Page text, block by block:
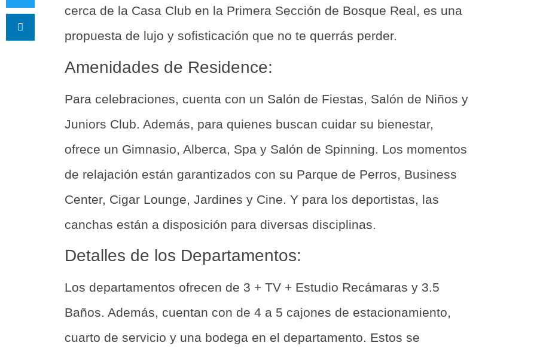
cerca de la Casa Club en la Primera Sección de Bosque Real, es una
propuesta de lujo y sofisticación que no te querrás perder.
Amenidades de Residence:
Para celebraciones, cuenta con un Salón de Fiestas, Salón de Niños y
Juniors Club. Además, para quienes buscan cuidar su bienestar,
ofrece un Gimnasio, Alberca, Spa y Salón de Spinning. Los momentos
de relajación están garantizados con su Parque de Perros, Business
Center, Cigar Lounge, Jardines y Cine. Y para los deportistas, las
canchas están a disposición para diversas disciplinas.
Detalles de los Departamentos:
Los departamentos ofrecen de 3 + TV + Estudio Recámaras y 3.5
Baños. Además, cuentan con de 4 a 5 cajones de estacionamiento,
cuarto de servicio y una bodega en el departamento. Estos se